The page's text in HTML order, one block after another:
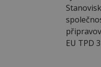
EU TPD 3